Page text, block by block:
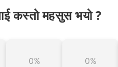
कस्तो महसुस भयो ?
0% 0%